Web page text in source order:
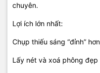
chuyên.
Lợi ích lớn nhất:
Chụp thiếu sáng “đỉnh” hơn
Lấy nét và xoá phông đẹp